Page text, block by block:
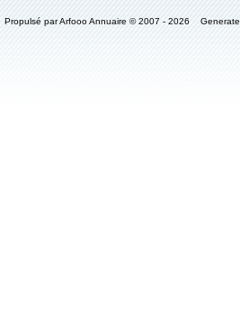
Propulsé par Arfooo Annuaire © 2007 - 2026